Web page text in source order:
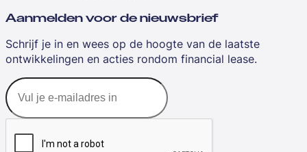
Aanmelden voor de nieuwsbrief
Schrijf je in en wees op de hoogte van de laatste
ontwikkelingen en acties rondom financial lease.